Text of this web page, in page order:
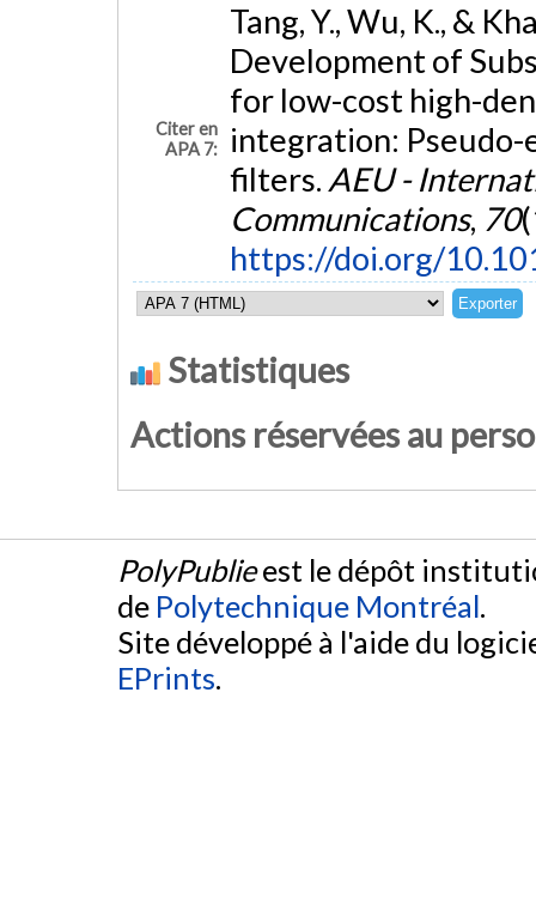
Citer en
APA 7:
Tang, Y., Wu, K., &
Development of
for low-cost high-
integration: Pseudo-
filters. AEU -
Communications, 70
https://doi.org/
Statistiques
Actions réservées au
PolyPublieest le dépôt
de Polytechnique Montréal.
Site développé à l'aide du
EPrints.